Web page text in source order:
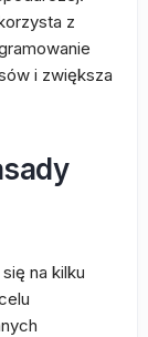
z
i zwiększa
na kilku